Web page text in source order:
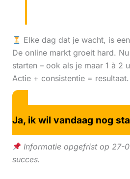
Elke dag dat je wacht, is
De online markt groeit hard.
starten – ook als je maar 1 à 2
Actie + consistentie = resultaat.
Ja, ik wil vandaag nog
Informatie opgefrist op 27-
succes.